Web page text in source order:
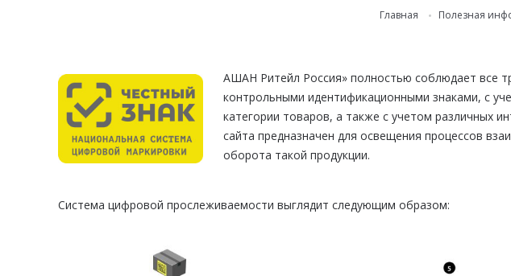
Главная Полезная
АШАН Ритейл Россия» полностью соблюдает все
контрольными идентификационными знаками, с
категории товаров, а также с учетом различных
сайта предназначен для освещения процессов
оборота такой продукции.
Система цифровой прослеживаемости выглядит следующим образом: